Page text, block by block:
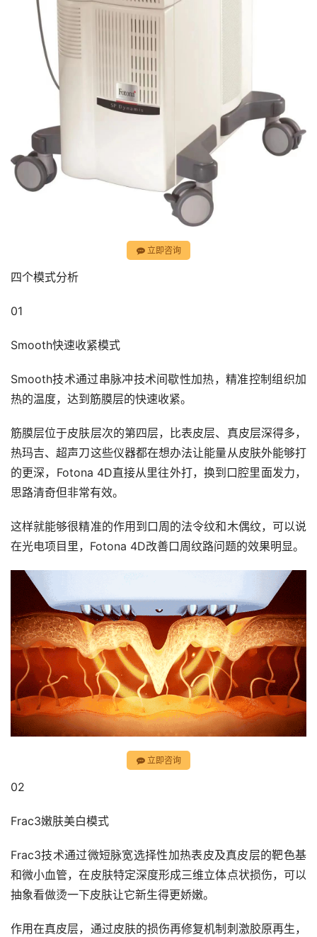
立即咨询
四个模式分析
01
Smooth快速收紧模式
Smooth技术通过串脉冲技术间歇性加热，精准控制组织加
热的温度，达到筋膜层的快速收紧。
筋膜层位于皮肤层次的第四层，比表皮层、真皮层深得多，
热玛吉、超声刀这些仪器都在想办法让能量从皮肤外能够打
的更深，Fotona 4D直接从里往外打，换到口腔里面发力，
思路清奇但非常有效。
这样就能够很精准的作用到口周的法令纹和木偶纹，可以说
在光电项目里，Fotona 4D改善口周纹路问题的效果明显。
立即咨询
02
Frac3嫩肤美白模式
Frac3技术通过微短脉宽选择性加热表皮及真皮层的靶色基
和微小血管，在皮肤特定深度形成三维立体点状损伤，可以
抽象看做烫一下皮肤让它新生得更娇嫩。
作用在真皮层，通过皮肤的损伤再修复机制刺激胶原再生，